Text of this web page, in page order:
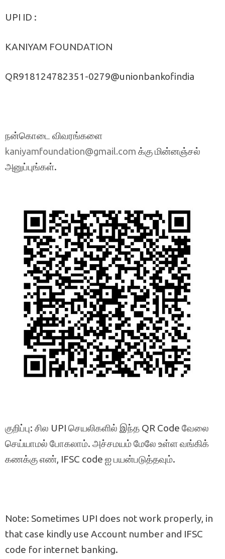
UPI ID :
KANIYAM FOUNDATION
QR918124782351-0279@unionbankofindia
நன்கொடை விவரங்களை
kaniyamfoundation@gmail.com க்கு மின்னஞ்சல்
அனுப்புங்கள்.
குறிப்பு: சில UPI செயலிகளில் இந்த QR Code வேலை
செய்யாமல் போகலாம். அச்சமயம் மேலே உள்ள வங்கிக்
கணக்கு எண், IFSC code ஐ பயன்படுத்தவும்.
Note: Sometimes UPI does not work properly, in
that case kindly use Account number and IFSC
code for internet banking.